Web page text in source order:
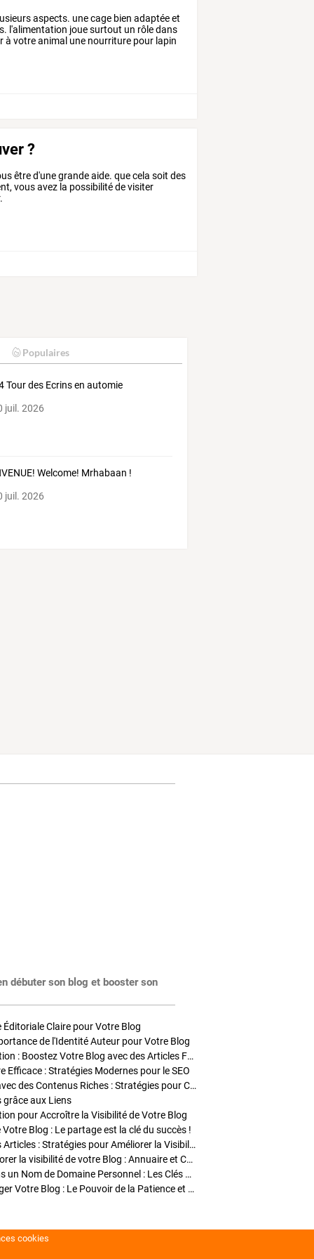
aspects. unecage bien adaptéeet
l'alimentation jouesurtout un rôledans
à votreanimal une nourriture pour lapin
?
être d'une grande aide. que cela soit des
vous avez la possibilité de visiter
Populaires
Tour des Ecrins en automie
juil. 2026
Welcome! Mrhabaan !
juil. 2026
débuter son blog et booster son
Éditoriale Claire pour Votre Blog
de l'Identité Auteur pour Votre Blog
Stratégies de Publication : Boostez Votre Blog avec des Articles Fréquents et Exclusifs
Efficace : Stratégies Modernes pour le SEO
Enrichir Vos Articles avec des Contenus Riches : Stratégies pour Captiver et Optimiser
grâce aux Liens
pour Accroître la Visibilité de Votre Blog
Blog : Le partage est la clé du succès !
Optimisation SEO des Articles : Stratégies pour Améliorer la Visibilité de Votre Blog
Stratégies pour améliorer la visibilité de votre Blog : Annuaire et Collaborations
Pourquoi Investir dans un Nom de Domaine Personnel : Les Clés de la Réussite de Votre Blog
Comment Faire Émerger Votre Blog : Le Pouvoir de la Patience et de la Persévérance
cookies